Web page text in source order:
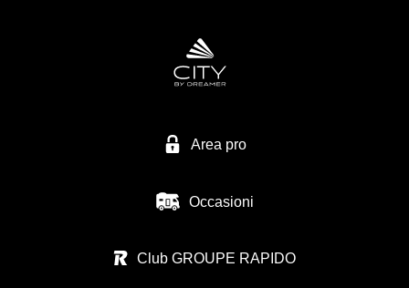
Area pro
Occasioni
Club GROUPE RAPIDO